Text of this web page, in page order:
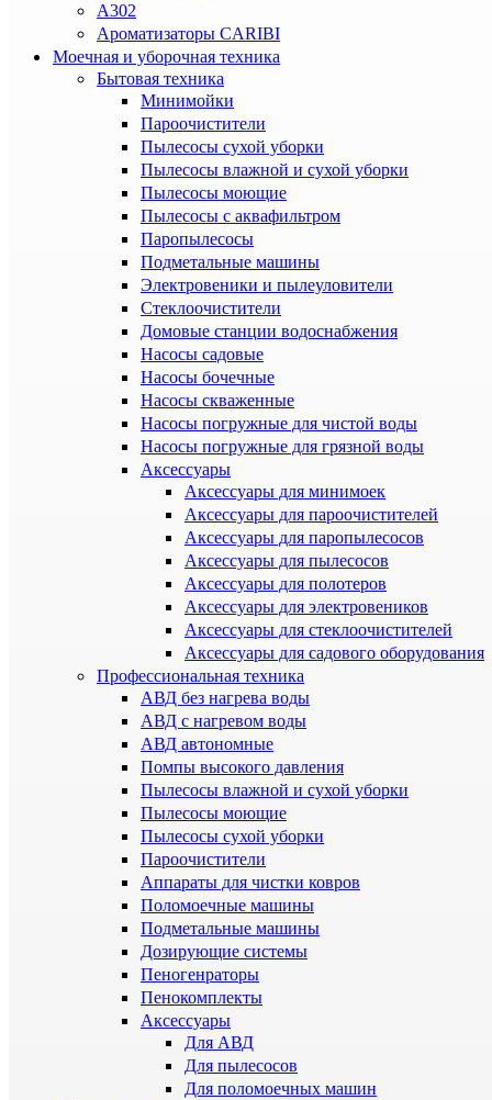
A302
Ароматизаторы CARIBI
Моечная и уборочная техника
Бытовая техника
Минимойки
Пароочистители
Пылесосы сухой уборки
Пылесосы влажной и сухой уборки
Пылесосы моющие
Пылесосы с аквафильтром
Паропылесосы
Подметальные машины
Электровеники и пылеуловители
Стеклоочистители
Домовые станции водоснабжения
Насосы садовые
Насосы бочечные
Насосы скваженные
Насосы погружные для чистой воды
Насосы погружные для грязной воды
Аксессуары
Аксессуары для минимоек
Аксессуары для пароочистителей
Аксессуары для паропылесосов
Аксессуары для пылесосов
Аксессуары для полотеров
Аксессуары для электровеников
Аксессуары для стеклоочистителей
Аксессуары для садового оборудования
Профессиональная техника
АВД без нагрева воды
АВД с нагревом воды
АВД автономные
Помпы высокого давления
Пылесосы влажной и сухой уборки
Пылесосы моющие
Пылесосы сухой уборки
Пароочистители
Аппараты для чистки ковров
Поломоечные машины
Подметальные машины
Дозирующие системы
Пеногенраторы
Пенокомплекты
Аксессуары
Для АВД
Для пылесосов
Для поломоечных машин